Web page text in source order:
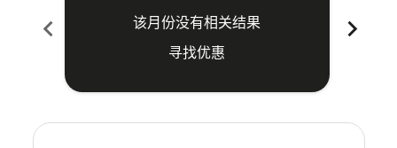
chevron_left
该月份没有相关结果
寻找优惠
chevron_right